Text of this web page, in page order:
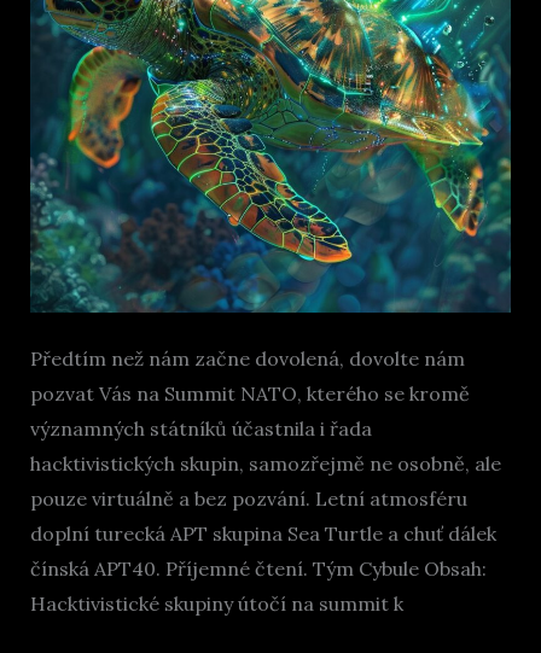
Předtím než nám začne dovolená, dovolte nám
pozvat Vás na Summit NATO, kterého se kromě
významných státníků účastnila i řada
hacktivistických skupin, samozřejmě ne osobně, ale
pouze virtuálně a bez pozvání. Letní atmosféru
doplní turecká APT skupina Sea Turtle a chuť dálek
čínská APT40. Příjemné čtení. Tým Cybule Obsah:
Hacktivistické skupiny útočí na summit k